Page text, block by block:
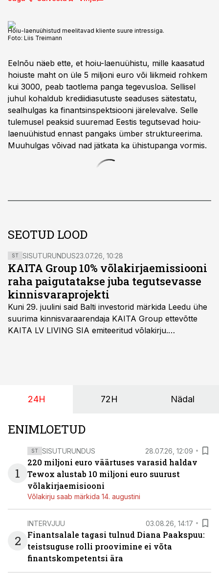
Hoiu-laenuühistud meelitavad kliente suure intressiga.
Foto: Liis Treimann
Eelnõu näeb ette, et hoiu-laenuühistu, mille kaasatud
hoiuste maht on üle 5 miljoni euro või liikmeid rohkem
kui 3000, peab taotlema panga tegevusloa. Sellisel
juhul kohaldub krediidiasutuste seaduses sätestatu,
sealhulgas ka finantsinspektsiooni järelevalve. Selle
tulemusel peaksid suuremad Eestis tegutsevad hoiu-
laenuühistud ennast pangaks ümber struktureerima.
Muuhulgas võivad nad jätkata ka ühistupanga vormis.
SEOTUD LOOD
ST SISUTURUNDUS23.07.26, 10:28
KAITA Group 10% võlakirjaemissiooni
raha paigutatakse juba tegutsevasse
kinnisvaraprojekti
Kuni 29. juulini said Balti investorid märkida Leedu ühe
suurima kinnisvaraarendaja KAITA Group ettevõtte
KAITA LV LIVING SIA emiteeritud võlakirju.
24H 72H Nädal
ENIMLOETUD
1
ST SISUTURUNDUS 28.07.26, 12:09
220 miljoni euro väärtuses varasid haldav
Tewox alustab 10 miljoni euro suurust
võlakirjaemisiooni
Võlakirju saab märkida 14. augustini
2
INTERVJUU 03.08.26, 14:17
Finantsalale tagasi tulnud Diana Paakspuu:
teistsuguse rolli proovimine ei võta
finantskompetentsi ära